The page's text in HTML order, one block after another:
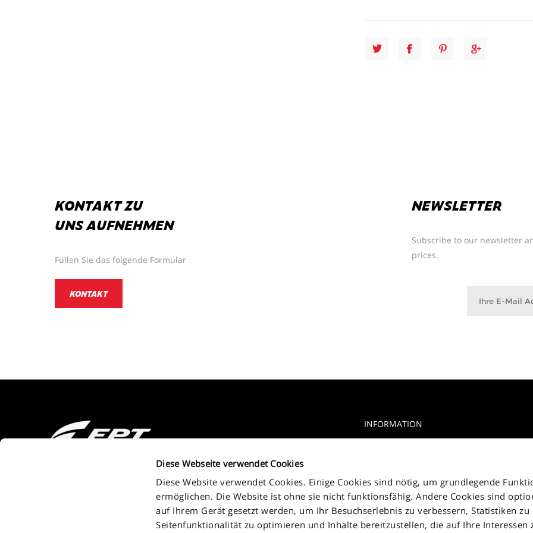
Diese Webseite verwendet Cookies
Diese Website verwendet Cookies. Einige Cookies sind nötig, um grundlegende
ermöglichen. Die Website ist ohne sie nicht funktionsfähig. Andere Cookies sind
auf Ihrem Gerät gesetzt werden, um Ihr Besuchserlebnis zu verbessern, Statistiken
Seitenfunktionalität zu optimieren und Inhalte bereitzustellen, die auf Ihre Interessen
KONTAKT ZU
UNS AUFNEHMEN
Füllen Sie das folgende Formular
KONTAKT
NEWSLETTER
Subscribe to our newsletter
prices.
2011 - 2026 FPT Industrial S.P.A. a brand of IVECO GROUP Via Puglia, 15 10156
Turin - Italy . P.IVA. IT09397710014
INFORMATION
Cookie-Erklärung
Jakala Privacy policy
AGB